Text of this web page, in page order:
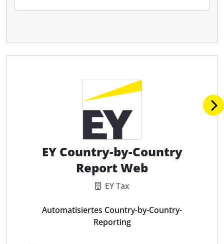
EY Country-by-Country
Report Web
EY Tax
Automatisiertes Country-by-Country-
Reporting